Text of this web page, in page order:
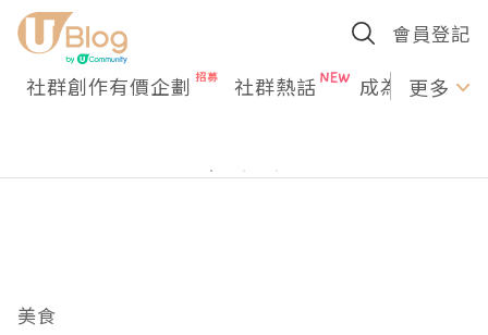
會員登記
社群創作有價企劃 社群熱話 成為U更多
美食